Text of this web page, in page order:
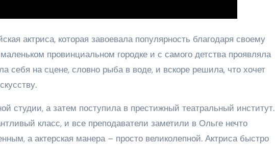
актриса, которая завоевала популярность благодаря своему
провинциальном городке и с самого детства проявляла
себя на сцене, словно рыба в воде, и вскоре решила, что хочет
студии, а затем поступила в престижный театральный институт.
класс, и все преподаватели заметили в Ольге нечто
а актерская манера – просто великолепной. Актриса быстро